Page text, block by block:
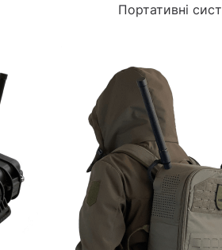
Портативні